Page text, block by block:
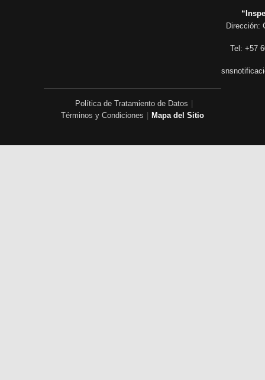
Dirección:
Tel: +57
Política de Tratamiento de Datos
Términos y Condiciones
Mapa del Sitio